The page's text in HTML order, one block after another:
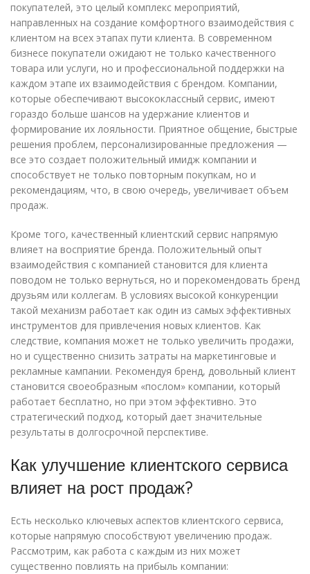
покупателей, это целый комплекс мероприятий,
направленных на создание комфортного взаимодействия с
клиентом на всех этапах пути клиента. В современном
бизнесе покупатели ожидают не только качественного
товара или услуги, но и профессиональной поддержки на
каждом этапе их взаимодействия с брендом. Компании,
которые обеспечивают высококлассный сервис, имеют
гораздо больше шансов на удержание клиентов и
формирование их лояльности. Приятное общение, быстрые
решения проблем, персонализированные предложения —
все это создает положительный имидж компании и
способствует не только повторным покупкам, но и
рекомендациям, что, в свою очередь, увеличивает объем
продаж.
Кроме того, качественный клиентский сервис напрямую
влияет на восприятие бренда. Положительный опыт
взаимодействия с компанией становится для клиента
поводом не только вернуться, но и порекомендовать бренд
друзьям или коллегам. В условиях высокой конкуренции
такой механизм работает как один из самых эффективных
инструментов для привлечения новых клиентов. Как
следствие, компания может не только увеличить продажи,
но и существенно снизить затраты на маркетинговые и
рекламные кампании. Рекомендуя бренд, довольный клиент
становится своеобразным «послом» компании, который
работает бесплатно, но при этом эффективно. Это
стратегический подход, который дает значительные
результаты в долгосрочной перспективе.
Как улучшение клиентского сервиса
влияет на рост продаж?
Есть несколько ключевых аспектов клиентского сервиса,
которые напрямую способствуют увеличению продаж.
Рассмотрим, как работа с каждым из них может
существенно повлиять на прибыль компании: